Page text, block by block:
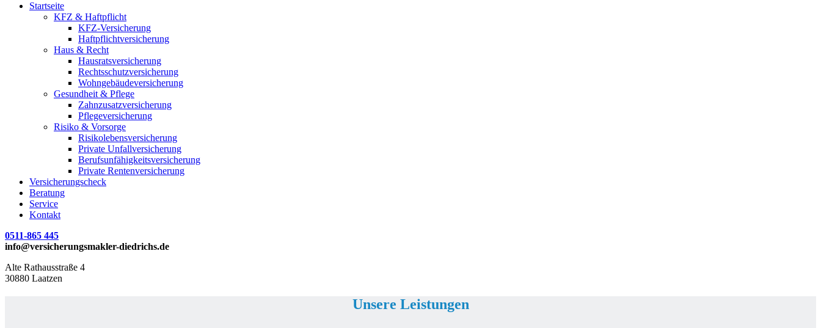
Startseite
KFZ & Haftpflicht
KFZ-Versicherung
Haftpflichtversicherung
Haus & Recht
Hausratsversicherung
Rechtsschutzversicherung
Wohngebäudeversicherung
Gesundheit & Pflege
Zahnzusatzversicherung
Pflegeversicherung
Risiko & Vorsorge
Risikolebensversicherung
Private Unfallversicherung
Berufsunfähigkeitsversicherung
Private Rentenversicherung
Versicherungscheck
Beratung
Service
Kontakt
0511-865 445
info@versicherungsmakler-diedrichs.de
Alte Rathausstraße 4
30880 Laatzen
Unsere Leistungen